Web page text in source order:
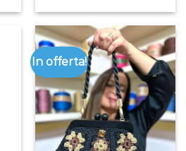
In offerta!